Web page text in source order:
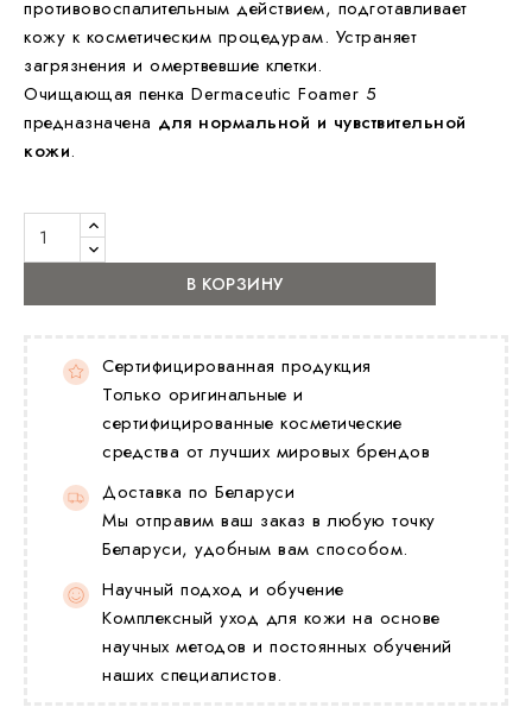
противовоспалительным действием, подготавливает
кожу к косметическим процедурам. Устраняет
загрязнения и омертвевшие клетки.
Очищающая пенка Dermaceutic Foamer 5
предназначена для нормальной и чувствительной
кожи.
В КОРЗИНУ
Сертифицированная продукция
Только оригинальные и
сертифицированные косметические
средства от лучших мировых брендов
Доставка по Беларуси
Мы отправим ваш заказ в любую точку
Беларуси, удобным вам способом.
Научный подход и обучение
Комплексный уход для кожи на основе
научных методов и постоянных обучений
наших специалистов.